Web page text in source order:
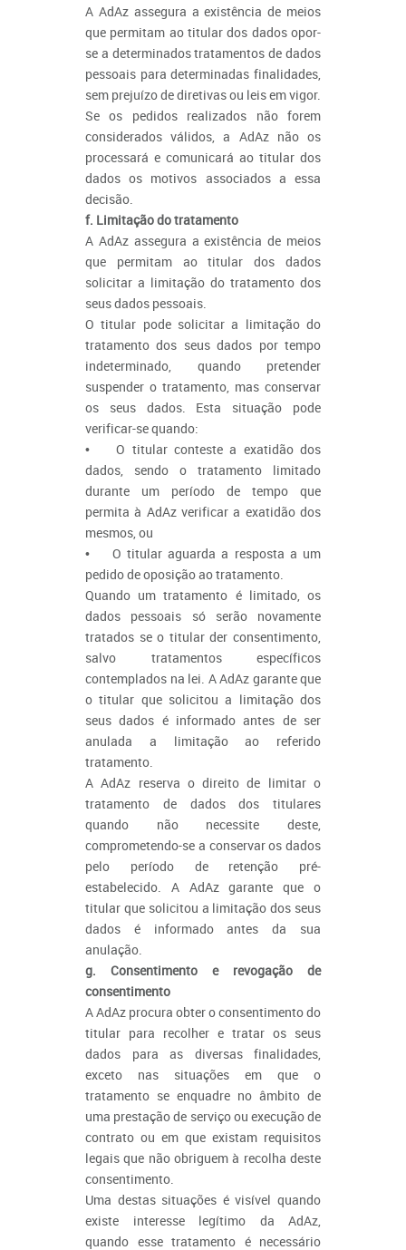
A AdAz assegura a existência de meios
que permitam ao titular dos dados opor-
se a determinados tratamentos de dados
pessoais para determinadas finalidades,
sem prejuízo de diretivas ou leis em vigor.
Se os pedidos realizados não forem
considerados válidos, a AdAz não os
processará e comunicará ao titular dos
dados os motivos associados a essa
decisão.
f. Limitação do tratamento
A AdAz assegura a existência de meios
que permitam ao titular dos dados
solicitar a limitação do tratamento dos
seus dados pessoais.
O titular pode solicitar a limitação do
tratamento dos seus dados por tempo
indeterminado, quando pretender
suspender o tratamento, mas conservar
os seus dados. Esta situação pode
verificar-se quando:
• O titular conteste a exatidão dos
dados, sendo o tratamento limitado
durante um período de tempo que
permita à AdAz verificar a exatidão dos
mesmos, ou
• O titular aguarda a resposta a um
pedido de oposição ao tratamento.
Quando um tratamento é limitado, os
dados pessoais só serão novamente
tratados se o titular der consentimento,
salvo tratamentos específicos
contemplados na lei. A AdAz garante que
o titular que solicitou a limitação dos
seus dados é informado antes de ser
anulada a limitação ao referido
tratamento.
A AdAz reserva o direito de limitar o
tratamento de dados dos titulares
quando não necessite deste,
comprometendo-se a conservar os dados
pelo período de retenção pré-
estabelecido. A AdAz garante que o
titular que solicitou a limitação dos seus
dados é informado antes da sua
anulação.
g. Consentimento e revogação de
consentimento
A AdAz procura obter o consentimento do
titular para recolher e tratar os seus
dados para as diversas finalidades,
exceto nas situações em que o
tratamento se enquadre no âmbito de
uma prestação de serviço ou execução de
contrato ou em que existam requisitos
legais que não obriguem à recolha deste
consentimento.
Uma destas situações é visível quando
existe interesse legítimo da AdAz,
quando esse tratamento é necessário